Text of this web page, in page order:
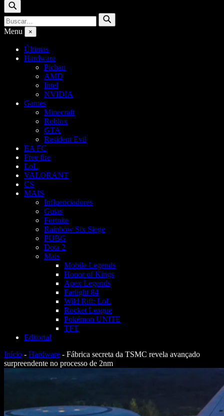
Buscar
Buscar
por:
Buscar
Menu ×
Últimas
Hardware
Pichau
AMD
Intel
NVIDIA
Games
Minecraft
Roblox
GTA
Resident Evil
EA FC
Free fire
LoL
VALORANT
CS
MAIS
Influenciadores
Guias
Fortnite
Rainbow Six Siege
PUBG
Dota 2
Mais
Mobile Legends
Honor of Kings
Apex Legends
Farlight 84
Wild Rift: LoL
Rocket League
Pokémon UNITE
TFT
Editorial
Início - Hardware - Fábrica secreta da TSMC revela avançado
surpreendente no processo de 2nm